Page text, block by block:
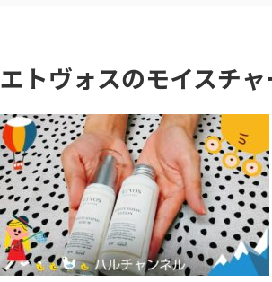
エトヴォスのモイスチ